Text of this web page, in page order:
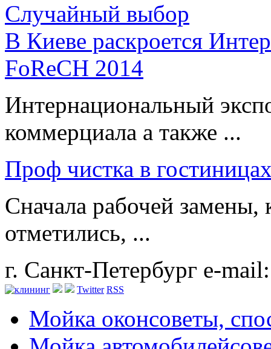
Случайный выбор
В Киеве раскроется
FoReCH 2014
Интернациональный
коммерциала а также ...
Проф чистка в
Сначала рабочей замены,
отметились, ...
г. Санкт-Петербург e-
Twitter RSS
Мойка оконсоветы,